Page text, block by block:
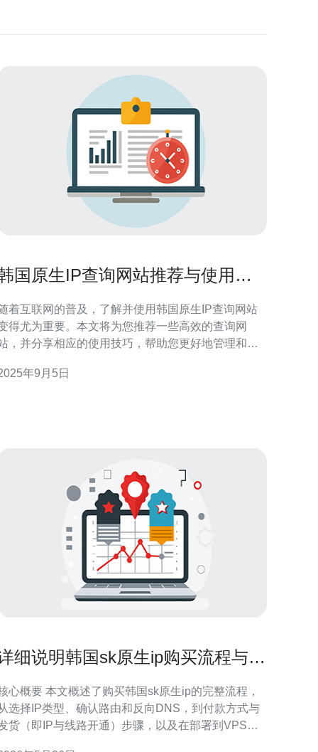
国原生IP查询网站推荐与使用技
着互联网的普及，了解并使用韩国原生IP查询网站
得尤为重要。本文将为您推荐一些高效的查询网
，并分享相应的使用技巧，帮助您更好地管理和保
？ 在众多的IP查询网站中，以下几个网站因其准确
年9月5日
细说明韩国sk原生ip购买流程与付
要 本文概述了购买韩国sk原生ip的完整流程，
选择IP类型、确认路由和反向DNS，到付款方式与
货（即IP与线路开通）步骤，以及在部署到VPS或